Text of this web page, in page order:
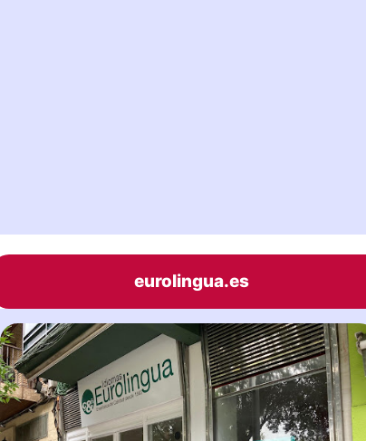
eurolingua.es